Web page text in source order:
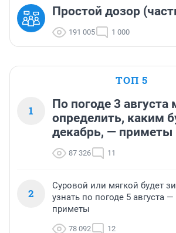
Простой дозор
191 005 1 000
ТОП 5
1
По погоде 3
определить, каким
декабрь, — приметы
87 326 11
2
Суровой или мягкой будет
узнать по погоде 5 августа
приметы
78 092 12